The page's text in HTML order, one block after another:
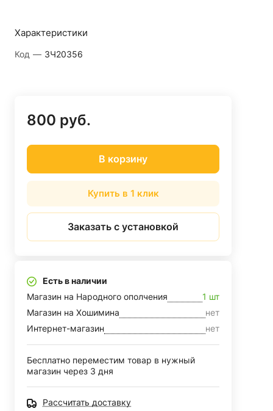
Характеристики
Код — ЗЧ20356
800 руб.
В корзину
Купить в 1 клик
Заказать с установкой
Есть в наличии
Магазин на Народного ополчения
1 шт
Магазин на Хошимина
нет
Интернет-магазин
нет
Бесплатно переместим товар в нужный
магазин через 3 дня
Рассчитать доставку